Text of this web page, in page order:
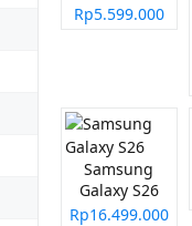
Rp5.599.000
Samsung
Galaxy S26
Rp16.499.000